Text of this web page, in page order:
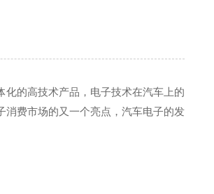
的高技术产品，电子技术在汽车上的
费市场的又一个亮点，汽车电子的发